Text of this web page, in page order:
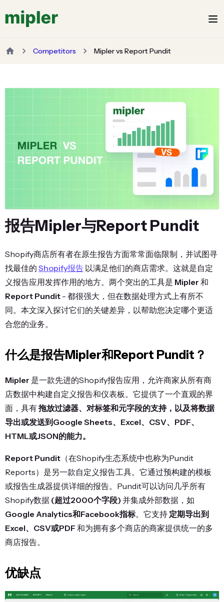
Competitors Mipler vs Report Pundit
报告Mipler与Report Pundit
Shopify商店所有者在原生报告方面常常面临限制，并试图寻
找最佳的 Shopify报告 以满足他们的商店需求。这就是自定
义报告应用发挥作用的地方。两个突出的工具是 Mipler 和
Report Pundit - 都很强大，但在数据处理方式上有所不
同。本文深入探讨它们的关键差异，以帮助您决定哪个更适
合您的业务。
什么是报告Mipler和Report Pundit？
Mipler 是一款先进的Shopify报告应用，允许商家从所有商
店数据中构建自定义报告和仪表板。它提供了一个直观的界
面，具有拖放过滤器、对标签和元字段的支持，以及将数据
导出或发送到Google Sheets、Excel、CSV、PDF、
HTML或JSON的能力。
Report Pundit （在Shopify生态系统中也称为Pundit
Reports）是另一款自定义报告工具。它通过预构建的模板
或报告生成器提供详细的报告。Pundit可以访问几乎所有
Shopify数据 (超过2000个字段) 并集成外部数据，如
Google Analytics和Facebook指标。它支持 定期导出到
Excel、CSV或PDF 和为拥有多个商店的商家提供统一的多
商店报告。
优缺点